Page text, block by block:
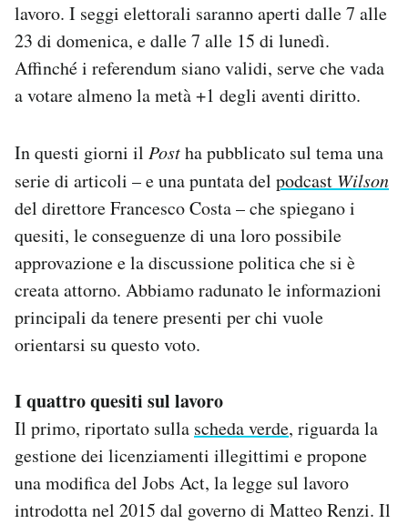
Hai bisogno di aiuto?
Esci
lavoro. I seggi elettorali saranno aperti dalle 7 alle
23 di domenica, e dalle 7 alle 15 di lunedì.
Affinché i referendum siano validi, serve che vada
a votare almeno la metà +1 degli aventi diritto.
In questi giorni il Postha pubblicato sul tema una
serie di articoli – e una puntata del podcast Wilson
del direttore Francesco Costa – che spiegano i
quesiti, le conseguenze di una loro possibile
approvazione e la discussione politica che si è
creata attorno. Abbiamo radunato le informazioni
principali da tenere presenti per chi vuole
orientarsi su questo voto.
I quattro quesiti sul lavoro
Il primo, riportato sulla scheda verde, riguarda la
gestione dei licenziamenti illegittimi e propone
una modifica del Jobs Act, la legge sul lavoro
introdotta nel 2015 dal governo di Matteo Renzi. Il